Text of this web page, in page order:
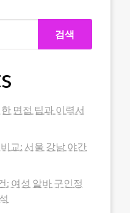
검색
면접 팁과 이력서
교: 서울 강남 야간
: 여성 알바 구인정